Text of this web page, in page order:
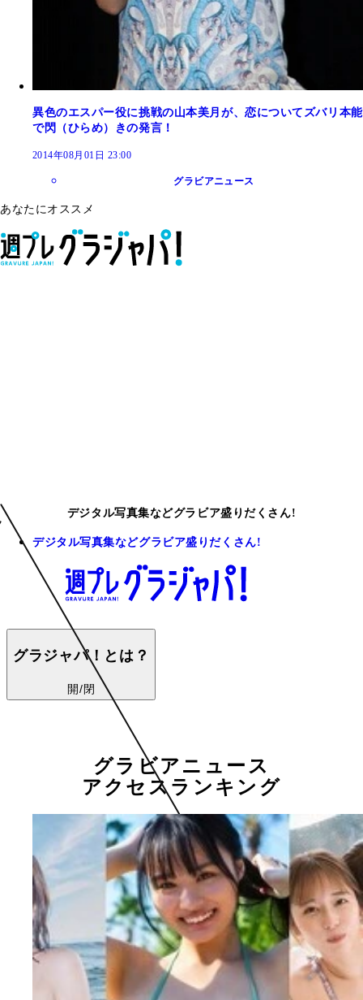
異色のエスパー役に挑戦の山本美月が、恋についてズバリ本能
で閃（ひらめ）きの発言！
2014年08月01日 23:00
グラビアニュース
あなたにオススメ
デジタル写真集などグラビア盛りだくさん!
デジタル写真集などグラビア盛りだくさん!
グラジャパ！とは？
開/閉
グラビアニュース
アクセスランキング